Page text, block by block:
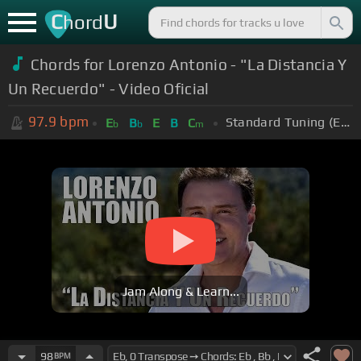
ChordU
Chords for Lorenzo Antonio - "La Distancia Y
Un Recuerdo" - Video Oficial
97.9 bpm Eb Bb E B Cm Standard Tuning (EADGBE)
Jam Along & Learn...
98BPM